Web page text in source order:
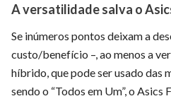
A versatilidade salva o
Se inúmeros pontos deixam a
custo/benefício –, ao menos a
híbrido, que pode ser usado das
sendo o “Todos em Um”, o Asics